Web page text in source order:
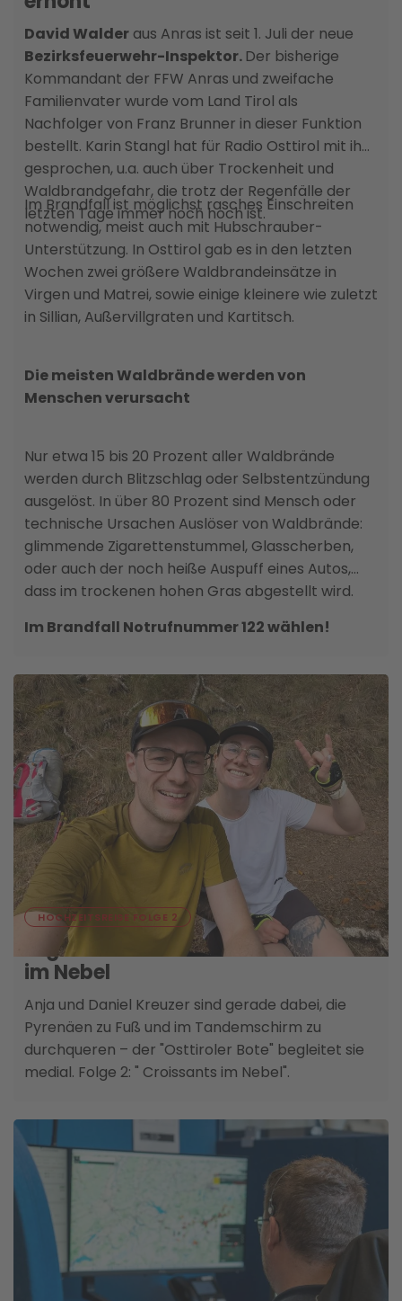
David Walder aus Anras ist seit 1. Juli der neue
Bezirksfeuerwehr-Inspektor. Der bisherige
Kommandant der FFW Anras und zweifache
Familienvater wurde vom Land Tirol als
Nachfolger von Franz Brunner in dieser Funktion
bestellt. Karin Stangl hat für Radio Osttirol mit ihm
gesprochen, u.a. auch über Trockenheit und
Waldbrandgefahr, die trotz der Regenfälle der
letzten Tage immer noch hoch ist.
Im Brandfall ist möglichst rasches Einschreiten
notwendig, meist auch mit Hubschrauber-
Unterstützung. In Osttirol gab es in den letzten
Wochen zwei größere Waldbrandeinsätze in
Virgen und Matrei, sowie einige kleinere wie zuletzt
in Sillian, Außervillgraten und Kartitsch.
Die meisten Waldbrände werden von
Menschen verursacht
Nur etwa 15 bis 20 Prozent aller Waldbrände
werden durch Blitzschlag oder Selbstentzündung
ausgelöst. In über 80 Prozent sind Mensch oder
technische Ursachen Auslöser von Waldbrände:
glimmende Zigarettenstummel, Glasscherben,
oder auch der noch heiße Auspuff eines Autos,
dass im trockenen hohen Gras abgestellt wird.
Im Brandfall Notrufnummer 122 wählen!
HOCHZEITSREISE FOLGE 2 04. AUGUST
Logbuch aus der Luft - Croissants
im Nebel
Anja und Daniel Kreuzer sind gerade dabei, die
Pyrenäen zu Fuß und im Tandemschirm zu
durchqueren – der "Osttiroler Bote" begleitet sie
medial. Folge 2: " Croissants im Nebel".